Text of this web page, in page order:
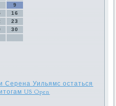
9
16
23
30
Серена Уильямс остаться
US Open